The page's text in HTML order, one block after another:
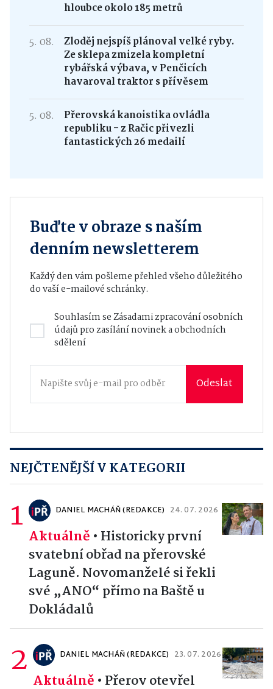
hloubce okolo 185 metrů
5. 08.
Zloděj nejspíš plánoval velké ryby.
Ze sklepa zmizela kompletní
rybářská výbava, v Penčicích
havaroval traktor s přívěsem
5. 08.
Přerovská kanoistika ovládla
republiku - z Račic přivezli
fantastických 26 medailí
Buďte v obraze s naším
denním newsletterem
Každý den vám pošleme přehled všeho důležitého
do vaší e-mailové schránky.
Souhlasím seZásadami zpracování osobních
údajůpro zasílání novinek a obchodních
sdělení
Odeslat
NEJČTENĚJŠÍ V KATEGORII
1 DANIEL MACHÁŇ (REDAKCE) 24. 07. 2026
Aktuálně • Historicky první
svatební obřad na přerovské
Laguně. Novomanželé si řekli
své „ANO“ přímo na Baště u
Dokládalů
2 DANIEL MACHÁŇ (REDAKCE) 23. 07. 2026
Aktuálně • Přerov otevřel